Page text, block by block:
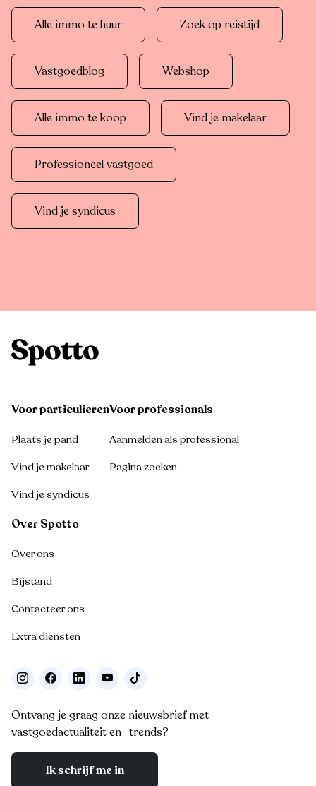
Alle immo te huur Zoek op reistijd
Vastgoedblog Webshop
Alle immo te koop Vind je makelaar
Professioneel vastgoed
Vind je syndicus
Voor particulieren
Plaats je pand
Vind je makelaar
Vind je syndicus
Voor professionals
Aanmelden als professional
Pagina zoeken
Over Spotto
Over ons
Bijstand
Contacteer ons
Extra diensten
Ontvang je graag onze nieuwsbrief met
vastgoedactualiteit en -trends?
Ik schrijf me in